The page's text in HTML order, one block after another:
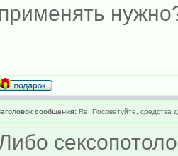
применять
сообщения: Re: Посоветуйте, средства